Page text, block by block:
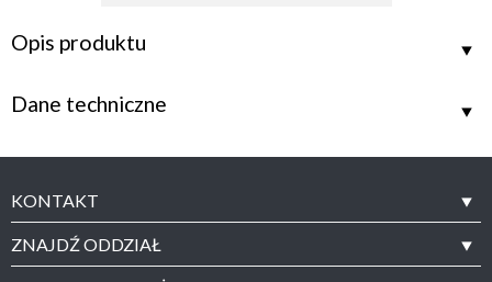
Opis produktu
Dane techniczne
KONTAKT
ZNAJDŹ ODDZIAŁ